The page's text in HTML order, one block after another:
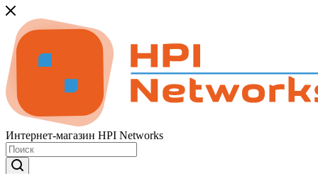
Интернет-магазин HPI Networks